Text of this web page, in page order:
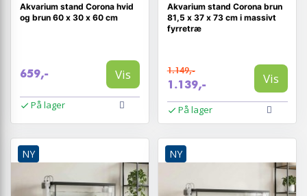
Akvarium stand Corona hvid
og brun 60 x 30 x 60 cm
659,- Vis
På lager
Akvarium stand Corona brun
81,5 x 37 x 73 cm i massivt
fyrretræ
1.149,-
1.139,- Vis
På lager
NY NY